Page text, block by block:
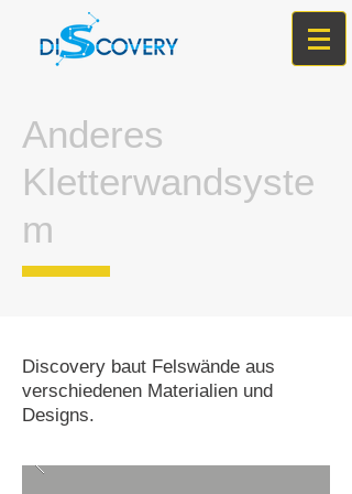
Anderes
Kletterwandsyste
m
Discovery baut Felswände aus
verschiedenen Materialien und
Designs.